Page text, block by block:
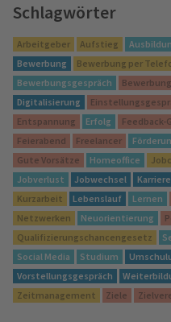
Schlagwörter
Arbeitgeber Aufstieg
Bewerbung
Bewerbung per
Bewerbungsgespräch
Digitalisierung
Entspannung
Erfolg Feedback-
Feierabend
Freelancer
Gute Vorsätze
Homeoffice
Jobverlust
Jobwechsel Karriere
Kurzarbeit
Lebenslauf Lernen
Netzwerken
Neuorientierung
Qualifizierungschancengesetz
Social Media
Studium
Vorstellungsgespräch
Zeitmanagement
Ziele